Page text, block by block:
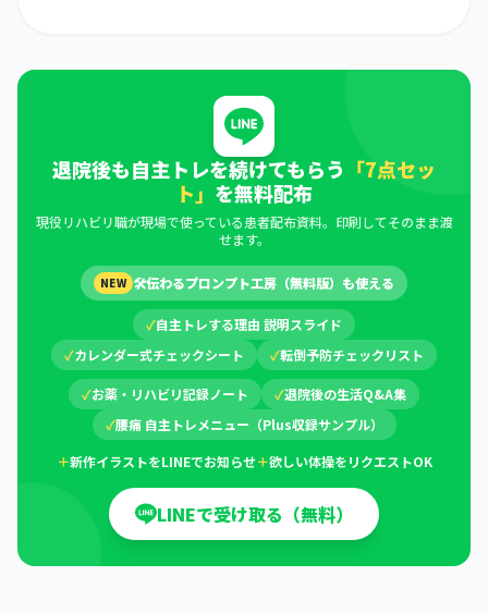
退院後も自主トレを続けてもらう 「7点セッ
ト」 を無料配布
現役リハビリ職が現場で使っている患者配布資料。印刷してそのまま渡
せます。
NEW 🛠伝わるプロンプト工房（無料版）も使える
✓自主トレする理由 説明スライド
✓カレンダー式チェックシート ✓転倒予防チェックリスト
✓お薬・リハビリ記録ノート ✓退院後の生活Q&A集
✓腰痛 自主トレメニュー（Plus収録サンプル）
＋新作イラストをLINEでお知らせ＋欲しい体操をリクエストOK
LINEで受け取る（無料）